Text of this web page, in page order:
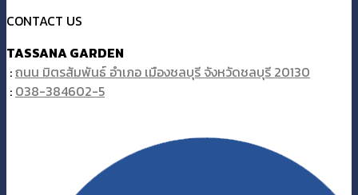
CONTACT US
TASSANA GARDEN
:ถนน มิตรสัมพันธ์ อำเภอ เมืองชลบุรี จังหวัดชลบุรี 20130
: 038-384602-5